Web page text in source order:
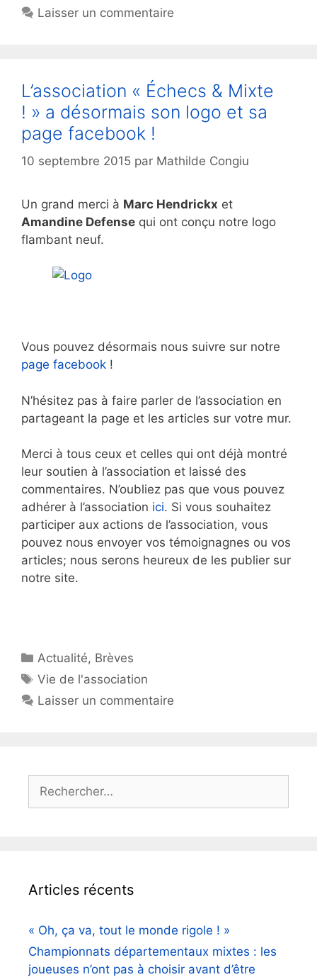
Laisser un commentaire
L’association « Échecs & Mixte
! » a désormais son logo et sa
page facebook !
10 septembre 2015 par Mathilde Congiu
Un grand merci à Marc Hendrickx et
Amandine Defense qui ont conçu notre logo
flambant neuf.
Vous pouvez désormais nous suivre sur notre
page facebook !
N’hésitez pas à faire parler de l’association en
partageant la page et les articles sur votre mur.
Merci à tous ceux et celles qui ont déjà montré
leur soutien à l’association et laissé des
commentaires. N’oubliez pas que vous pouvez
adhérer à l’association ici. Si vous souhaitez
participer aux actions de l’association, vous
pouvez nous envoyer vos témoignagnes ou vos
articles; nous serons heureux de les publier sur
notre site.
Catégories
Actualité, Brèves
Étiquettes
Vie de l'association
Laisser un commentaire
Articles récents
« Oh, ça va, tout le monde rigole ! »
Championnats départementaux mixtes : les
joueuses n’ont pas à choisir avant d’être